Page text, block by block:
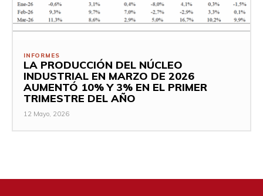
INFORMES
LA PRODUCCIÓN DEL NÚCLEO
INDUSTRIAL EN MARZO DE 2026
AUMENTÓ 10% Y 3% EN EL PRIMER
TRIMESTRE DEL AÑO
12 Mayo, 2026